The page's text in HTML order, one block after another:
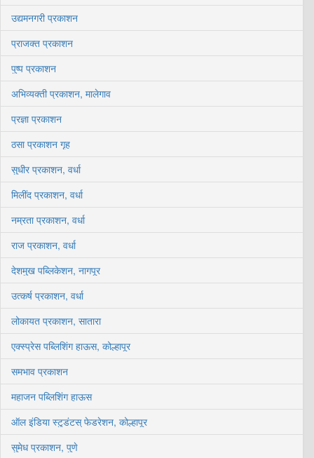
उद्यमनगरी प्रकाशन
प्राजक्त प्रकाशन
पुष्प प्रकाशन
अभिव्यक्ती प्रकाशन, मालेगाव
प्रज्ञा प्रकाशन
ठसा प्रकाशन गृह
सुधीर प्रकाशन, वर्धा
मिलींद प्रकाशन, वर्धा
नम्रता प्रकाशन, वर्धा
राज प्रकाशन, वर्धा
देशमुख पब्लिकेशन, नागपूर
उत्कर्ष प्रकाशन, वर्धा
लोकायत प्रकाशन, सातारा
एक्स्प्रेस पब्लिशिंग हाऊस, कोल्हापूर
समभाव प्रकाशन
महाजन पब्लिशिंग हाऊस
ऑल इंडिया स्टुडंटस् फेडरेशन, कोल्हापूर
सुमेध प्रकाशन, पुणे